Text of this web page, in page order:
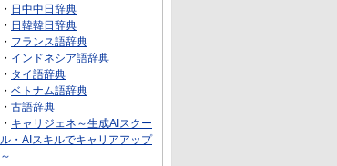
・ 日中中日辞典
・ 日韓韓日辞典
・ フランス語辞典
・ インドネシア語辞典
・ タイ語辞典
・ ベトナム語辞典
・ 古語辞典
・ キャリジェネ～生成AIスクー
ル・AIスキルでキャリアアップ
～